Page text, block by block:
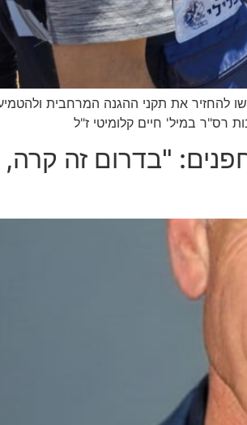
להחזיר את תקני ההגנה המרחבית
רס"ר במיל' חיים קלומיטי ז"ל
"בדרום זה קרה,